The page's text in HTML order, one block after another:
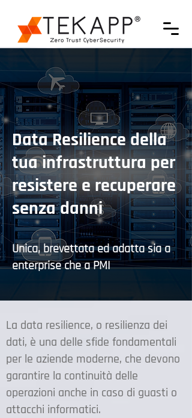
Data Resilience della
tua infrastruttura per
resistere e recuperare
senza danni
Unica, brevettata ed adatta sia a
enterprise che a PMI
La data resilience, o resilienza dei
dati, è una delle sfide fondamentali
per le aziende moderne, che devono
garantire la continuità delle
operazioni anche in caso di guasti o
attacchi informatici.